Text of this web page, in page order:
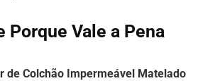
Porque Vale a Pena
de Colchão Impermeável Matelado